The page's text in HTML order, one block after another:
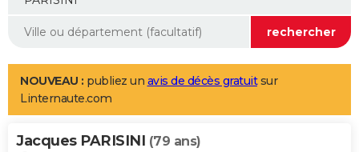
Mobiles
Meilleur smartphone
Internet
Ordinateurs
Jeux vidéo
Guide high-tech
Aménagement intérieur
LIFESTYLE
Art de vivre
Bien-être
Loisirs
Mode
Modes de vie
Alimentation
Guide de la santé
Maladies
Médicaments
Sommeil
VOYAGE
NOUVEAU : publiez un avis de décès gratuitsur
Linternaute.com
Jacques PARISINI (79 ans)